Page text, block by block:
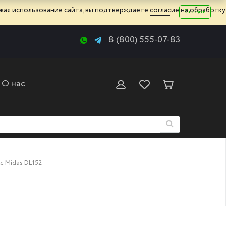
использование сайта, вы подтверждаете согласиена обработку
Закрыть
8 (800) 555-07-83
О нас
Midas DL152